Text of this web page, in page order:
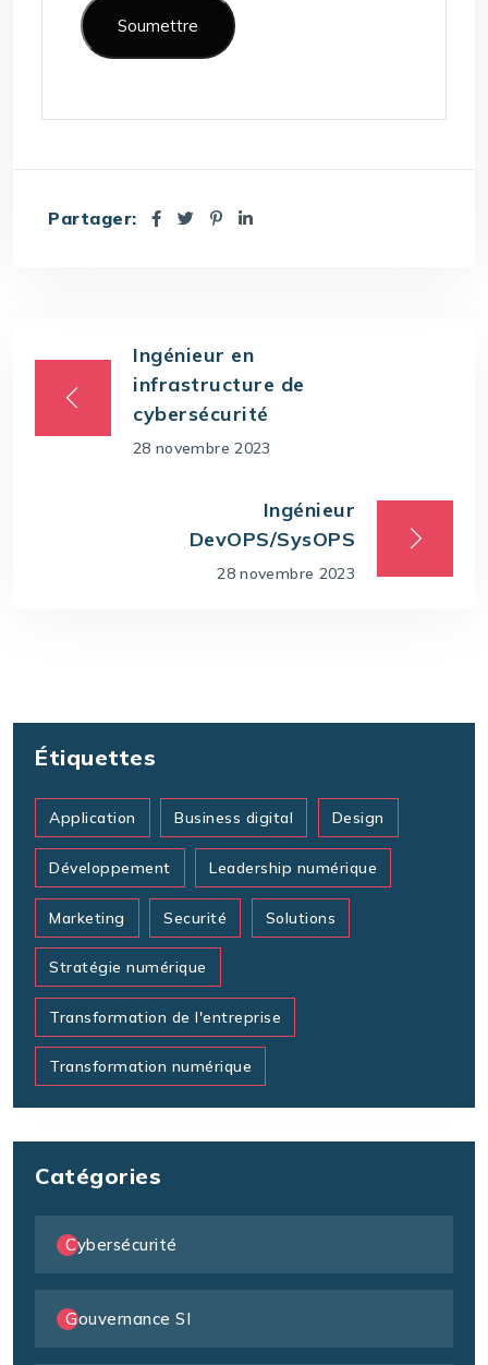
Partager:
Ingénieur en
infrastructure de
cybersécurité
28 novembre 2023
Ingénieur
DevOPS/SysOPS
28 novembre 2023
Étiquettes
Application Business digital Design
Développement Leadership numérique
Marketing Securité Solutions
Stratégie numérique
Transformation de l'entreprise
Transformation numérique
Catégories
Cybersécurité
Gouvernance SI